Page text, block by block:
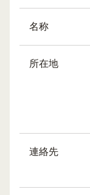
名称
所在地
連絡先